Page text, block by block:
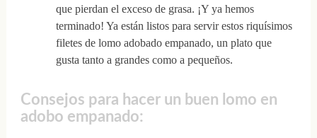
que pierdan el exceso de grasa. ¡Y ya hemos
terminado! Ya están listos para servir estos riquísimos
filetes de lomo adobado empanado, un plato que
gusta tanto a grandes como a pequeños.
Consejos para hacer un buen lomo en
adobo empanado: